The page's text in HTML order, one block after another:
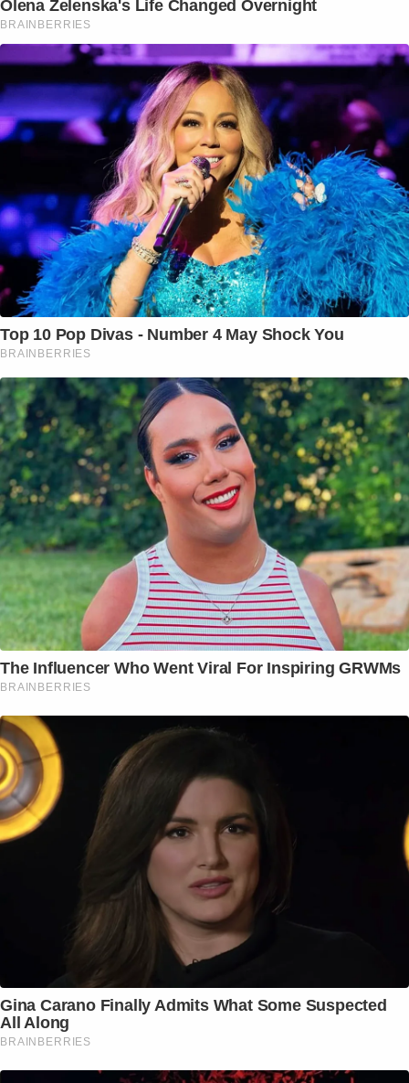
Olena Zelenska's Life Changed Overnight
BRAINBERRIES
Top 10 Pop Divas - Number 4 May Shock You
BRAINBERRIES
The Influencer Who Went Viral For Inspiring GRWMs
BRAINBERRIES
Gina Carano Finally Admits What Some Suspected
All Along
BRAINBERRIES